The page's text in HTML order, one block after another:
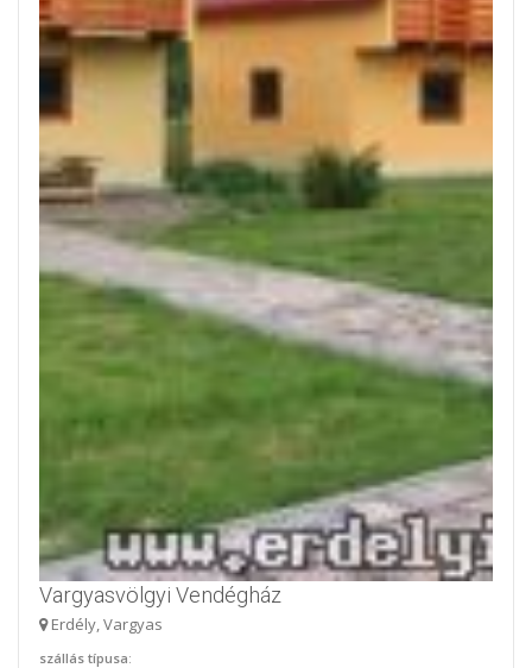
Vargyasvölgyi Vendégház
Erdély, Vargyas
szállás típusa: